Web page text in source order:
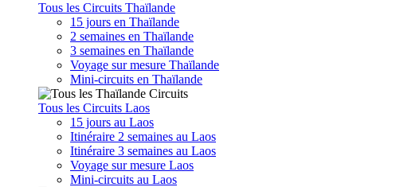
Tous les Circuits Thaïlande
15 jours en Thaïlande
2 semaines en Thaïlande
3 semaines en Thaïlande
Voyage sur mesure Thaïlande
Mini-circuits en Thaïlande
Tous les Circuits Laos
15 jours au Laos
Itinéraire 2 semaines au Laos
Itinéraire 3 semaines au Laos
Voyage sur mesure Laos
Mini-circuits au Laos